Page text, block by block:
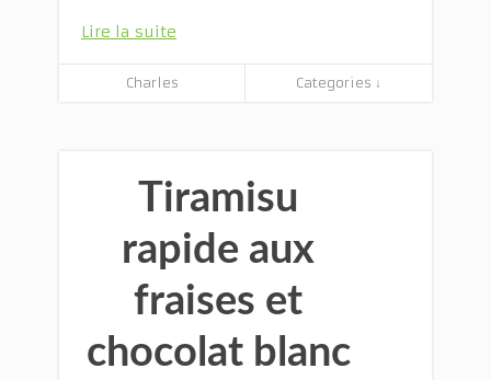
Lire la suite
Charles Categories ↓
Tiramisu
rapide aux
fraises et
chocolat blanc